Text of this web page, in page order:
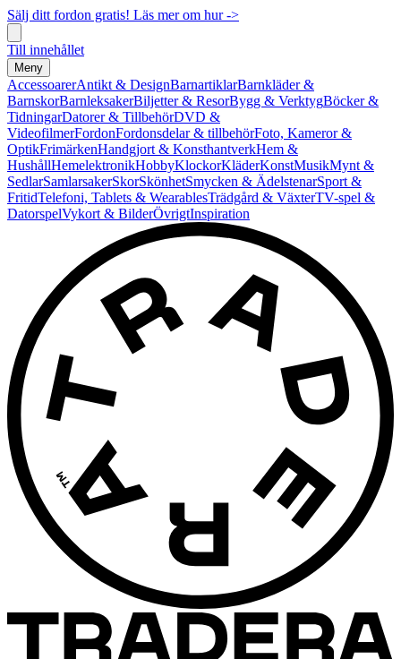
Sälj ditt fordon gratis! Läs mer om hur ->
Till innehållet
Meny
AccessoarerAntikt & DesignBarnartiklarBarnkläder &
BarnskorBarnleksakerBiljetter & ResorBygg & VerktygBöcker &
TidningarDatorer & TillbehörDVD &
VideofilmerFordonFordonsdelar & tillbehörFoto, Kameror &
OptikFrimärkenHandgjort & KonsthantverkHem &
HushållHemelektronikHobbyKlockorKläderKonstMusikMynt &
SedlarSamlarsakerSkorSkönhetSmycken & ÄdelstenarSport &
FritidTelefoni, Tablets & WearablesTrädgård & VäxterTV-spel &
DatorspelVykort & BilderÖvrigtInspiration